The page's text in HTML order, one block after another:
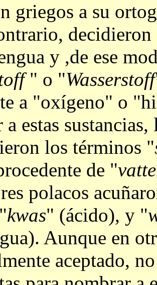
griegos a su
decidieron
y ,de ese
" o "Wasserstoff
a "oxígeno" o
a estas
los términos "
de "
polacos
kwas" (ácido), y "
Aunque en
aceptado,